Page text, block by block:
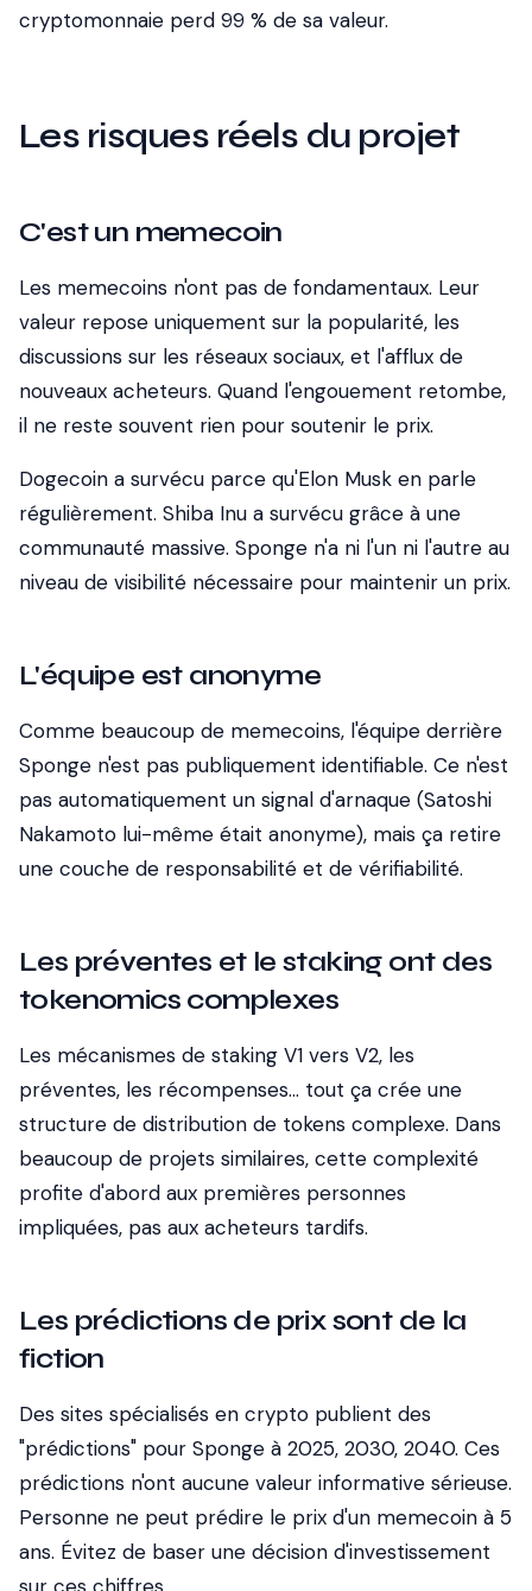
cryptomonnaie perd 99 % de sa valeur.
Les risques réels du projet
C'est un memecoin
Les memecoins n'ont pas de fondamentaux. Leur
valeur repose uniquement sur la popularité, les
discussions sur les réseaux sociaux, et l'afflux de
nouveaux acheteurs. Quand l'engouement retombe,
il ne reste souvent rien pour soutenir le prix.
Dogecoin a survécu parce qu'Elon Musk en parle
régulièrement. Shiba Inu a survécu grâce à une
communauté massive. Sponge n'a ni l'un ni l'autre au
niveau de visibilité nécessaire pour maintenir un prix.
L'équipe est anonyme
Comme beaucoup de memecoins, l'équipe derrière
Sponge n'est pas publiquement identifiable. Ce n'est
pas automatiquement un signal d'arnaque (Satoshi
Nakamoto lui-même était anonyme), mais ça retire
une couche de responsabilité et de vérifiabilité.
Les préventes et le staking ont des
tokenomics complexes
Les mécanismes de staking V1 vers V2, les
préventes, les récompenses... tout ça crée une
structure de distribution de tokens complexe. Dans
beaucoup de projets similaires, cette complexité
profite d'abord aux premières personnes
impliquées, pas aux acheteurs tardifs.
Les prédictions de prix sont de la
fiction
Des sites spécialisés en crypto publient des
"prédictions" pour Sponge à 2025, 2030, 2040. Ces
prédictions n'ont aucune valeur informative sérieuse.
Personne ne peut prédire le prix d'un memecoin à 5
ans. Évitez de baser une décision d'investissement